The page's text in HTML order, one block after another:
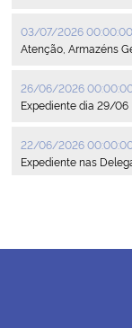
03/07/2026 00:00:00
Atenção, Armazéns
26/06/2026
Expediente dia 29/06
22/06/2026
Expediente nas